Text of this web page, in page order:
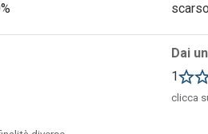
scarso
Dai
1
clicca